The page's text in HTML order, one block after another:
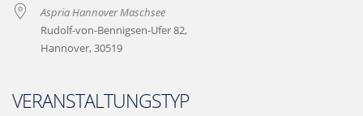
Aspria Hannover Maschsee
Rudolf-von-Bennigsen-Ufer 82,
Hannover, 30519
VERANSTALTUNGSTYP